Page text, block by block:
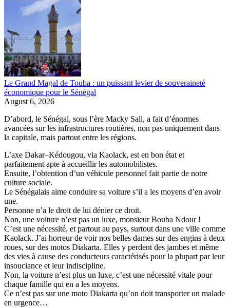
Le Grand Magal de Touba : un puissant levier de souveraineté
économique pour le Sénégal
August 6, 2026
D’abord, le Sénégal, sous l’ère Macky Sall, a fait d’énormes
avancées sur les infrastructures routières, non pas uniquement dans
la capitale, mais partout entre les régions.
L’axe Dakar–Kédougou, via Kaolack, est en bon état et
parfaitement apte à accueillir les automobilistes.
Ensuite, l’obtention d’un véhicule personnel fait partie de notre
culture sociale.
Le Sénégalais aime conduire sa voiture s’il a les moyens d’en avoir
une.
Personne n’a le droit de lui dénier ce droit.
Non, une voiture n’est pas un luxe, monsieur Bouba Ndour !
C’est une nécessité, et partout au pays, surtout dans une ville comme
Kaolack. J’ai horreur de voir nos belles dames sur des engins à deux
roues, sur des motos Diakarta. Elles y perdent des jambes et même
des vies à cause des conducteurs caractérisés pour la plupart par leur
insouciance et leur indiscipline.
Non, la voiture n’est plus un luxe, c’est une nécessité vitale pour
chaque famille qui en a les moyens.
Ce n’est pas sur une moto Diakarta qu’on doit transporter un malade
en urgence…